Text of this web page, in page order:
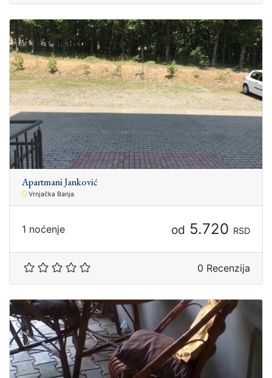
Apartmani Janković
Vrnjačka Banja
1 noćenje od 5.720 RSD
0 Recenzija